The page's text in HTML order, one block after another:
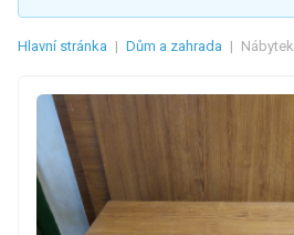
Hlavní stránka | Dům a zahrada | Nábytek